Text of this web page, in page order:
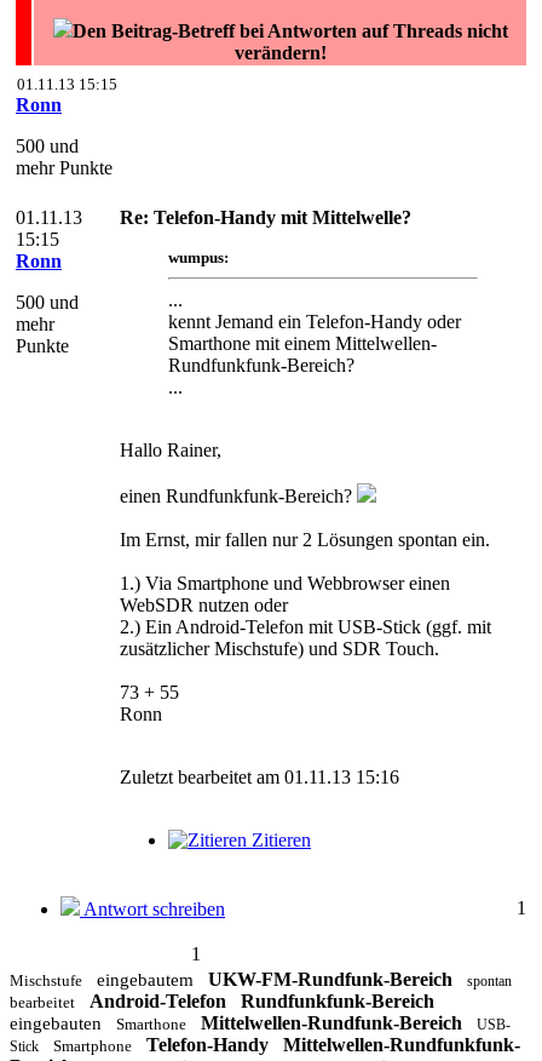
Den Beitrag-Betreff bei Antworten auf Threads nicht
verändern!
01.11.13 15:15
Ronn
500 und
mehr Punkte
01.11.13
15:15
Ronn
500 und
mehr
Punkte
Re: Telefon-Handy mit Mittelwelle?
wumpus:
...
kennt Jemand ein Telefon-Handy oder
Smarthone mit einem Mittelwellen-
Rundfunkfunk-Bereich?
...
Hallo Rainer,
einen Rundfunkfunk-Bereich?
Im Ernst, mir fallen nur 2 Lösungen spontan ein.
1.) Via Smartphone und Webbrowser einen
WebSDR nutzen oder
2.) Ein Android-Telefon mit USB-Stick (ggf. mit
zusätzlicher Mischstufe) und SDR Touch.
73 + 55
Ronn
Zuletzt bearbeitet am 01.11.13 15:16
Zitieren
Antwort schreiben 1
1
Mischstufe eingebautem UKW-FM-Rundfunk-Bereich spontan
bearbeitet Android-Telefon Rundfunkfunk-Bereich
eingebauten Smarthone Mittelwellen-Rundfunk-Bereich
USB-
Stick
Smartphone Telefon-Handy
Mittelwellen-Rundfunkfunk-